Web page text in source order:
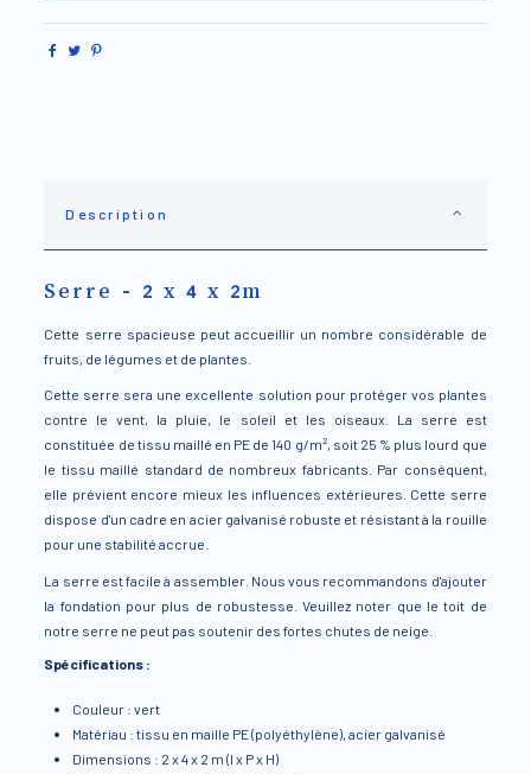
Description
Serre - 2 x 4 x 2m
Cette serre spacieuse peut accueillir un nombre considérable de
fruits, de légumes et de plantes.
Cette serre sera une excellente solution pour protéger vos plantes
contre le vent, la pluie, le soleil et les oiseaux. La serre est
constituée de tissu maillé en PE de 140 g/m², soit 25 % plus lourd que
le tissu maillé standard de nombreux fabricants. Par conséquent,
elle prévient encore mieux les influences extérieures. Cette serre
dispose d'un cadre en acier galvanisé robuste et résistant à la rouille
pour une stabilité accrue.
La serre est facile à assembler. Nous vous recommandons d'ajouter
la fondation pour plus de robustesse. Veuillez noter que le toit de
notre serre ne peut pas soutenir des fortes chutes de neige.
Spécifications :
Couleur : vert
Matériau : tissu en maille PE (polyéthylène), acier galvanisé
Dimensions : 2 x 4 x 2 m (l x P x H)